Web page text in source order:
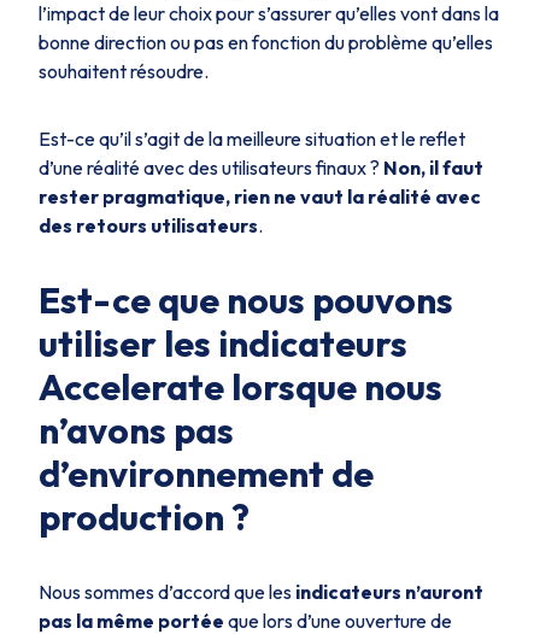
l’impact de leur choix pour s’assurer qu’elles vont dans la
bonne direction ou pas en fonction du problème qu’elles
souhaitent résoudre.
Est-ce qu’il s’agit de la meilleure situation et le reflet
d’une réalité avec des utilisateurs finaux ? Non, il faut
rester pragmatique, rien ne vaut la réalité avec
des retours utilisateurs.
Est-ce que nous pouvons
utiliser les indicateurs
Accelerate lorsque nous
n’avons pas
d’environnement de
production ?
Nous sommes d’accord que les indicateurs n’auront
pas la même portée que lors d’une ouverture de